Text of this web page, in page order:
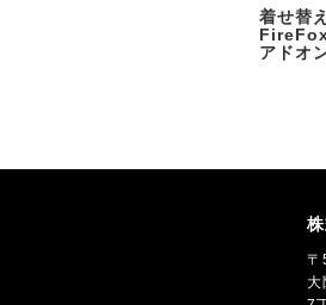
着せ替
アドオ
〒
大